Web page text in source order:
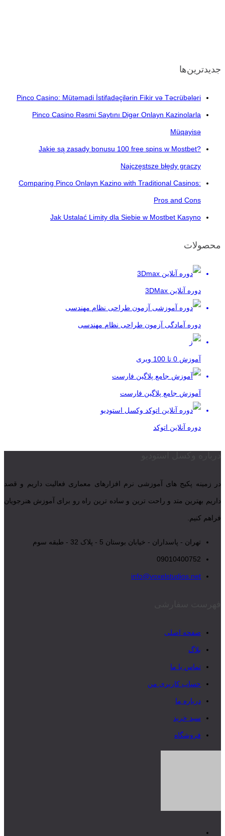
جدیدترین‌ها
Pinco Casino: Mütəmadi İstifadəçilərin Fikir və Təcrübələri
Pinco Casino Rəsmi Saytını Digər Onlayn Kazinolarla
Müqayisə
Jakie są zasady bonusu 100 free spins w Mostbet?
Najczęstsze błędy graczy
Comparing Pinco Onlayn Kazino with Traditional Casinos:
Pros and Cons
Jak Ustalać Limity dla Siebie w Mostbet Kasyno
محصولات
دوره آنلاین 3DMax
دوره آمادگی آزمون طراحی نظام مهندسی
آموزش 0 تا 100 ویری
آموزش جامع پلاگین فارست
دوره آنلاین اتوکد
در زمینه پکیج های آموزشی نرم افزارهای معماری فعالیت داریم و قصد
داریم بهترین متد و راحت ترین و ساده ترین راه رو برای آموزش هنرجویان
فراهم کنیم.
تهران - پاسداران - خیابان بوستان 5 - پلاک 32 - طبقه سوم
09010400752
info@voxelstudios.net
صفحه اصلی
بلاگ
تماس با ما
حساب کاربری من
درباره ما
سبد خرید
فروشگاه